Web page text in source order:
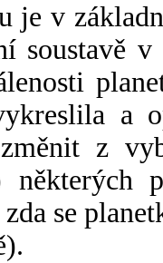
je v
soustavě
a
z
některých
zda se